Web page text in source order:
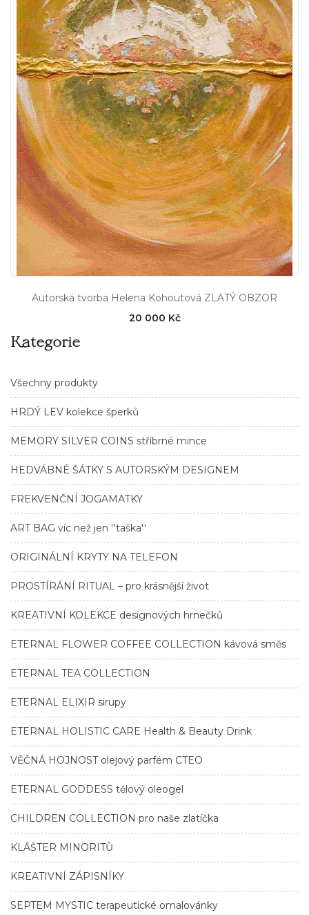
Kategorie
Všechny produkty
HRDÝ LEV kolekce šperků
MEMORY SILVER COINS stříbrné mince
HEDVÁBNÉ ŠÁTKY S AUTORSKÝM DESIGNEM
FREKVENČNÍ JOGAMATKY
ART BAG víc než jen ''taška''
ORIGINÁLNÍ KRYTY NA TELEFON
PROSTÍRÁNÍ RITUAL – pro krásnější život
KREATIVNÍ KOLEKCE designových hrnečků
ETERNAL FLOWER COFFEE COLLECTION kávová směs
ETERNAL TEA COLLECTION
ETERNAL ELIXIR sirupy
ETERNAL HOLISTIC CARE Health & Beauty Drink
VĚČNÁ HOJNOST olejový parfém CTEO
ETERNAL GODDESS tělový oleogel
CHILDREN COLLECTION pro naše zlatíčka
KLÁŠTER MINORITŮ
KREATIVNÍ ZÁPISNÍKY
SEPTEM MYSTIC terapeutické omalovánky
Autorská tvorba Helena Kohoutová ZLATÝ OBZOR
20 000 Kč